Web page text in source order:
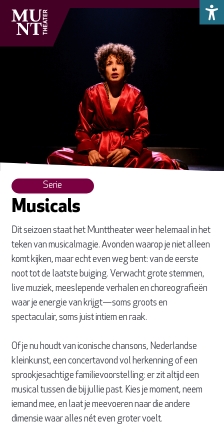
Serie
Musicals
Dit seizoen staat het Munttheater weer helemaal in het
teken van musicalmagie. Avonden waarop je niet alleen
komt kijken, maar echt even weg bent: van de eerste
noot tot de laatste buiging. Verwacht grote stemmen,
live muziek, meeslepende verhalen en choreografieën
waar je energie van krijgt—soms groots en
spectaculair, soms juist intiem en raak.
Of je nu houdt van iconische chansons, Nederlandse
kleinkunst, een concertavond vol herkenning of een
sprookjesachtige familievoorstelling: er zit altijd een
musical tussen die bij jullie past. Kies je moment, neem
iemand mee, en laat je meevoeren naar die andere
dimensie waar alles nét even groter voelt.